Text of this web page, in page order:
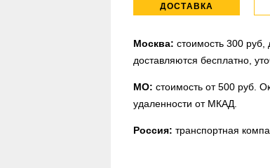
ДОСТАВКА
Москва: стоимость 300 руб,
доставляются бесплатно,
МО: стоимость от 500 руб.
удаленности от МКАД.
Россия: транспортная